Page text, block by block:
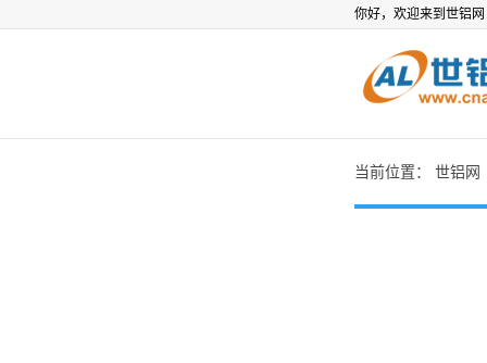
你好，欢迎来到世铝网
当前位置： 世铝网